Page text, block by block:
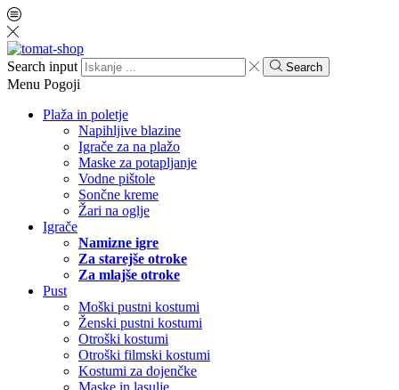
Search input Search
Menu Pogoji
Plaža in poletje
Napihljive blazine
Igrače za na plažo
Maske za potapljanje
Vodne pištole
Sončne kreme
Žari na oglje
Igrače
Namizne igre
Za starejše otroke
Za mlajše otroke
Pust
Moški pustni kostumi
Ženski pustni kostumi
Otroški kostumi
Otroški filmski kostumi
Kostumi za dojenčke